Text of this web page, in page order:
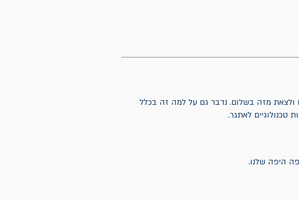
ולצאת מזה בשלום. נדבר גם על למה זה בכלל
טכנולוגיים לאתגר.
היפה שלנו.